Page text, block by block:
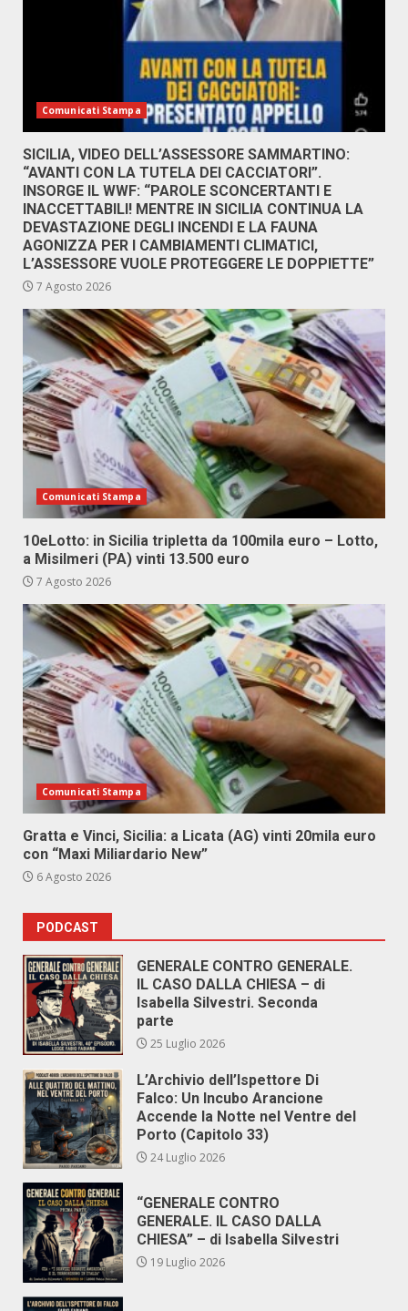
Comunicati Stampa
SICILIA, VIDEO DELL’ASSESSORE SAMMARTINO:
“AVANTI CON LA TUTELA DEI CACCIATORI”.
INSORGE IL WWF: “PAROLE SCONCERTANTI E
INACCETTABILI! MENTRE IN SICILIA CONTINUA LA
DEVASTAZIONE DEGLI INCENDI E LA FAUNA
AGONIZZA PER I CAMBIAMENTI CLIMATICI,
L’ASSESSORE VUOLE PROTEGGERE LE DOPPIETTE”
7 Agosto 2026
Comunicati Stampa
10eLotto: in Sicilia tripletta da 100mila euro – Lotto,
a Misilmeri (PA) vinti 13.500 euro
7 Agosto 2026
Comunicati Stampa
Gratta e Vinci, Sicilia: a Licata (AG) vinti 20mila euro
con “Maxi Miliardario New”
6 Agosto 2026
PODCAST
GENERALE CONTRO GENERALE.
IL CASO DALLA CHIESA – di
Isabella Silvestri. Seconda
parte
25 Luglio 2026
L’Archivio dell’Ispettore Di
Falco: Un Incubo Arancione
Accende la Notte nel Ventre del
Porto (Capitolo 33)
24 Luglio 2026
“GENERALE CONTRO
GENERALE. IL CASO DALLA
CHIESA” – di Isabella Silvestri
19 Luglio 2026